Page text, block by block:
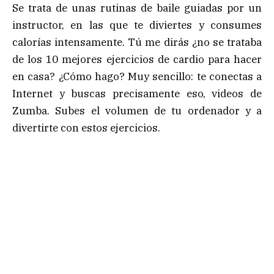
Se trata de unas rutinas de baile guiadas por un
instructor, en las que te diviertes y consumes
calorías intensamente. Tú me dirás ¿no se trataba
de los 10 mejores ejercicios de cardio para hacer
en casa? ¿Cómo hago? Muy sencillo: te conectas a
Internet y buscas precisamente eso, videos de
Zumba. Subes el volumen de tu ordenador y a
divertirte con estos ejercicios.